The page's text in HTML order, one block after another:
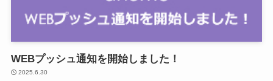
WEBプッシュ通知を開始しました！
2025.6.30